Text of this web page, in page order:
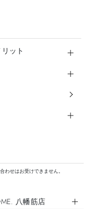
ット
せはお受けできません。
八幡筋店